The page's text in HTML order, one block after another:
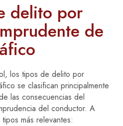
delito por
de
los tipos de delito por
se clasifican principalmente
las consecuencias del
del conductor. A
más relevantes: